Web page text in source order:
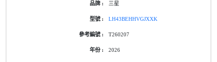
三星
LH43BEHHVGJXXK
T260207
2026